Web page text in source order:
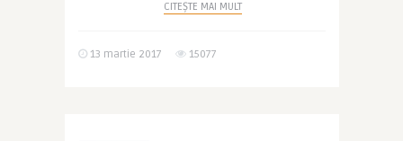
CITEȘTE MAI MULT
13 martie 2017 15077